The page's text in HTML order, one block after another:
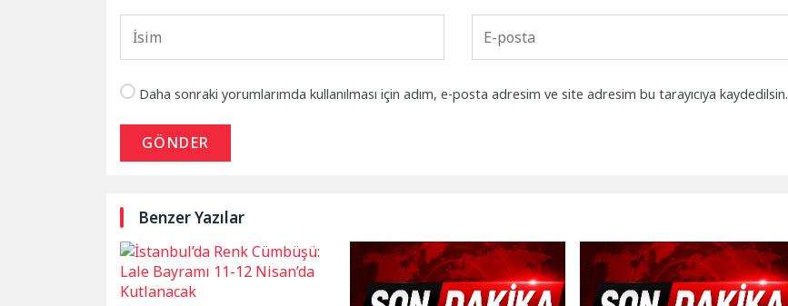
Daha sonraki yorumlarımda kullanılması için adım, e-posta adresim ve site adresim bu tarayıcıya kaydedilsin.
GÖNDER
Benzer Yazılar